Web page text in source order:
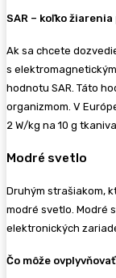
SAR – koľko
Ak sa chcete
s
hodnotu SAR. Táto
organizmom. V
2 W/kg na 10 g
Modré svetlo
Druhým strašiakom,
modré svetlo. Modré
elektronických
Čo môže